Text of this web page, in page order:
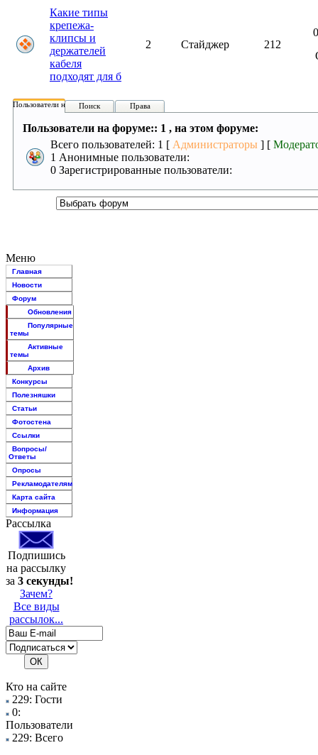
Какие типы
крепежа-
клипсы и
держателей
кабеля
подходят для б
2 Стайджер 212
Пользователи на форуме:
Поиск Права
Пользователи на форуме:: 1 , на этом форуме:
Всего пользователей: 1 [ Администраторы ] [
1 Анонимные пользователи:
0 Зарегистрированные пользователи:
Меню
Главная
Новости
Форум
Обновления
Популярные
темы
Активные
темы
Архив
Конкурсы
Полезняшки
Статьи
Фотостена
Ссылки
Вопросы/
Ответы
Опросы
Рекламодателям
Карта сайта
Информация
Рассылка
Подпишись
на рассылку
за 3 секунды!
Зачем?
Все виды
рассылок...
Кто на сайте
229: Гости
0:
Пользователи
229: Всего